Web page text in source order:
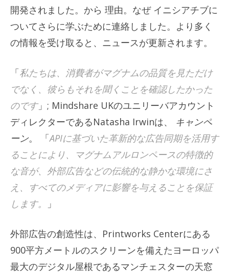
開発されました。から 理由。 なぜイニシアチブに
ついてさらに学ぶために連絡しました。より多く
の情報を受け取ると、ニュースが更新されます。
「私たちは、消費者がマグナムの品質を見ただけ
でなく、彼らもそれを聞くことを確認したかった
のです」; Mindshare UKのユニリーバアカウント
ディレクターであるNatasha Irwinは、 キャンペ
ーン。 「APIに基づいた革新的な広告同期を活用す
ることにより、マグナムアルロンペースの特徴的
な音が、外部広告などの伝統的な静かな環境にさ
え、すべてのメディアに影響を与えることを保証
します。
」
外部広告の創造性は、Printworks Centerにある
900平方メートルのスクリーンを備えたヨーロッパ
最大のデジタル屋根であるマンチェスターの天窓